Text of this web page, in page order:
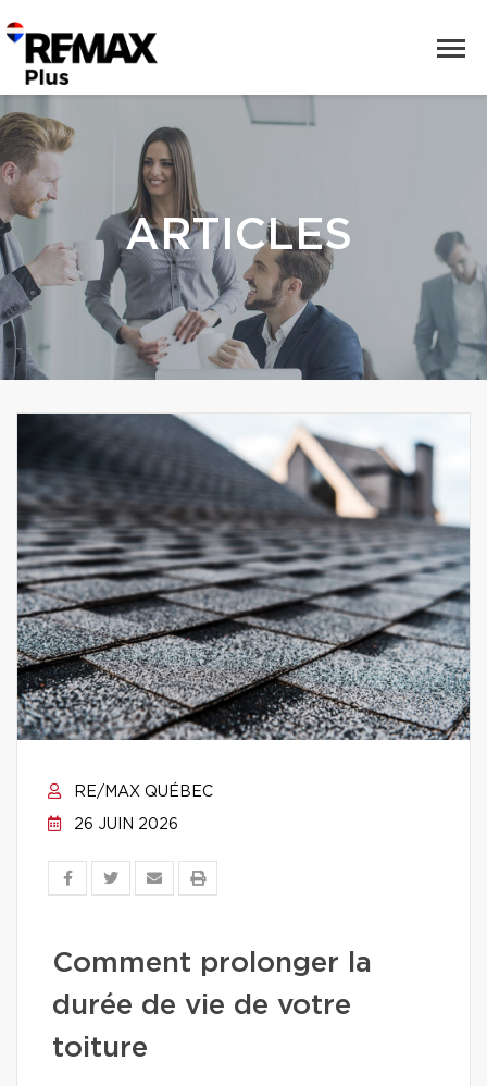
ARTICLES
RE/MAX QUÉBEC
26 JUIN 2026
Comment prolonger la
durée de vie de votre
toiture